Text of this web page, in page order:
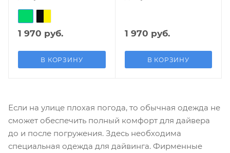
1 970 руб.
В КОРЗИНУ
1 970 руб.
В КОРЗИНУ
Если на улице плохая погода, то обычная одежда не
сможет обеспечить полный комфорт для дайвера
до и после погружения. Здесь необходима
специальная одежда для дайвинга. Фирменные